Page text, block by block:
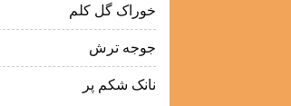
خوراک گل کلم
جوجه ترش
نانک شکم پر